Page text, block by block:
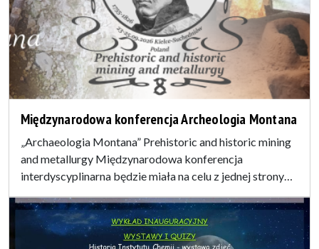
Międzynarodowa konferencja Archeologia Montana
„Archaeologia Montana” Prehistoric and historic mining
and metallurgy Międzynarodowa konferencja
interdyscyplinarna będzie miała na celu z jednej strony…